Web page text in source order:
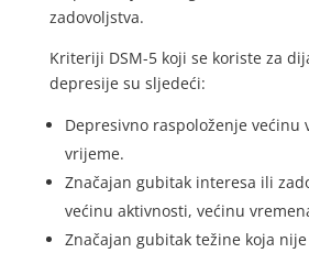
zadovoljstva.
Kriteriji DSM-5 koji se koriste za
depresije su sljedeći:
Depresivno raspoloženje većinu
vrijeme.
Značajan gubitak interesa ili
većinu aktivnosti, većinu
Značajan gubitak težine koja